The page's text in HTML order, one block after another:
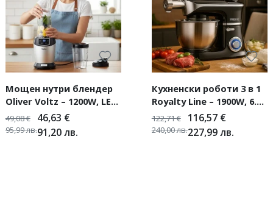
Мощен нутри блендер
Oliver Voltz – 1200W, LED
дисплей и 2 кани за
смути (1000 ml / 800 ml)
46,63 €
91,20лв.
49,08€
95,99лв.
Кухненски роботи 3 в 1
Royalty Line – 1900W, 6.5L
купа и 2100W Max, 7.5L
купа– мощност и
многофункционалност
116,57 €
227,99лв.
122,71€
240,00лв.